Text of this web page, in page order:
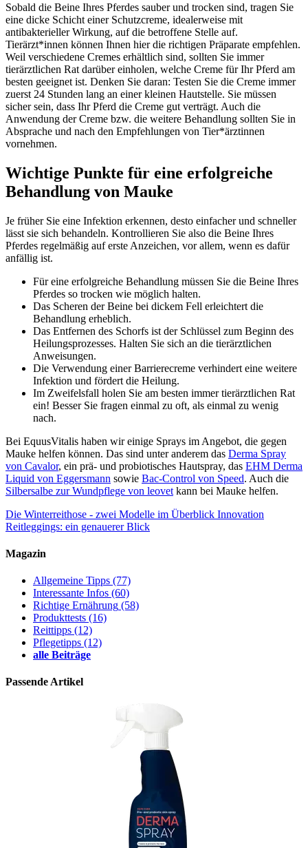
Sobald die Beine Ihres Pferdes sauber und trocken sind, tragen Sie
eine dicke Schicht einer Schutzcreme, idealerweise mit
antibakterieller Wirkung, auf die betroffene Stelle auf.
Tierärzt*innen können Ihnen hier die richtigen Präparate empfehlen.
Weil verschiedene Cremes erhältlich sind, sollten Sie immer
tierärztlichen Rat darüber einholen, welche Creme für Ihr Pferd am
besten geeignet ist. Denken Sie daran: Testen Sie die Creme immer
zuerst 24 Stunden lang an einer kleinen Hautstelle. Sie müssen
sicher sein, dass Ihr Pferd die Creme gut verträgt. Auch die
Anwendung der Creme bzw. die weitere Behandlung sollten Sie in
Absprache und nach den Empfehlungen von Tier*ärztinnen
vornehmen.
Wichtige Punkte für eine erfolgreiche
Behandlung von Mauke
Je früher Sie eine Infektion erkennen, desto einfacher und schneller
lässt sie sich behandeln. Kontrollieren Sie also die Beine Ihres
Pferdes regelmäßig auf erste Anzeichen, vor allem, wenn es dafür
anfällig ist.
Für eine erfolgreiche Behandlung müssen Sie die Beine Ihres
Pferdes so trocken wie möglich halten.
Das Scheren der Beine bei dickem Fell erleichtert die
Behandlung erheblich.
Das Entfernen des Schorfs ist der Schlüssel zum Beginn des
Heilungsprozesses. Halten Sie sich an die tierärztlichen
Anweisungen.
Die Verwendung einer Barrierecreme verhindert eine weitere
Infektion und fördert die Heilung.
Im Zweifelsfall holen Sie am besten immer tierärztlichen Rat
ein! Besser Sie fragen einmal zu oft, als einmal zu wenig
nach.
Bei EquusVitalis haben wir einige Sprays im Angebot, die gegen
Mauke helfen können. Das sind unter anderem das Derma Spray
von Cavalor, ein prä- und probiotisches Hautspray, das EHM Derma
Liquid von Eggersmann sowie Bac-Control von Speed. Auch die
Silbersalbe zur Wundpflege von leovet kann bei Mauke helfen.
Die Winterreithose - zwei Modelle im Überblick Innovation
Reitleggings: ein genauerer Blick
Magazin
Allgemeine Tipps (77)
Interessante Infos (60)
Richtige Ernährung (58)
Produkttests (16)
Reittipps (12)
Pflegetipps (12)
alle Beiträge
Passende Artikel